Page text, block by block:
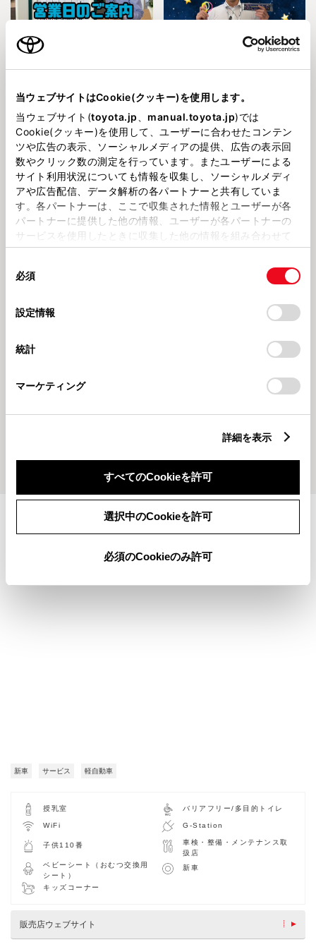
当ウェブサイトはCookie(クッキー)を使用します。
当ウェブサイト(toyota.jp manual.toyota.jp)では
Cookie(クッキー)を使用して、ユーザーに合わせたコンテン
ツや広告の表示、ソーシャルメディアの提供、広告の表示回
数やクリック数の測定を行っています。またユーザーによる
サイト利用状況についても情報を収集し、ソーシャルメディ
アや広告配信、データ解析の各パートナーと共有していま
す。各パートナーは、ここで収集された情報とユーザーが各
パートナーに提供した他の情報、ユーザーが各パートナーの
サービスを使用したときに収集した他の情報を組み合わせて
使用することがあります。当ウェブサイトの使用を続行する
デバイスにすべてのCookie(クッキー)が保存されることに同
意したことになります。Cookie(クッキー)のオプトアウト、
設定の変更、同意を撤回したりするにあたっては、当社の
「Cookie（クッキー）情報の取り扱いについて
」をご覧くだ
必須
設定情報
統計
マーケティング
詳細を表示
すべてのCookieを許可
選択中のCookieを許可
必須のCookieのみ許可
井尻店✤8月の営業日のご案内🏄
井尻店✥家族で集合！福岡トヨペ
夏休み！お出かけSUVフェア
2026722
✤井尻店✤夏休み！おでかけSUV
フェア26日迄です！！
お店のこと
2026718
井尻店✤バッテリー20％割引LINE
クーポンは今月末まで！！
お店のこと
2026710
施設情報・サービス
新車 サービス 軽自動車
授乳室 バリアフリー/多目的トイレ
WiFi G-Station
子供110番
車検・整備・メンテナンス取
扱店
ベビーシート（おむつ交換用
シート）
新車
キッズコーナー
販売店ウェブサイト